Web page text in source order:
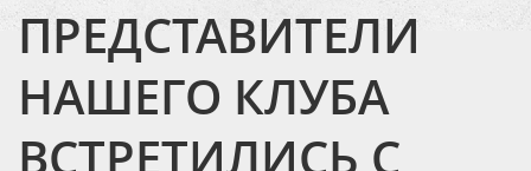
ПРЕДСТАВИТЕЛИ
НАШЕГО КЛУБА
ВСТРЕТИЛИСЬ С